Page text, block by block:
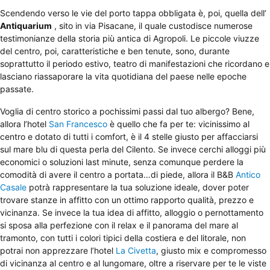
Scendendo verso le vie del porto tappa obbligata è, poi, quella dell’
Antiquarium , sito in via Pisacane, il quale custodisce numerose
testimonianze della storia più antica di Agropoli. Le piccole viuzze
del centro, poi, caratteristiche e ben tenute, sono, durante
soprattutto il periodo estivo, teatro di manifestazioni che ricordano e
lasciano riassaporare la vita quotidiana del paese nelle epoche
passate.
Voglia di centro storico a pochissimi passi dal tuo albergo? Bene,
allora l’hotel San Francesco è quello che fa per te: vicinissimo al
centro e dotato di tutti i comfort, è il 4 stelle giusto per affacciarsi
sul mare blu di questa perla del Cilento. Se invece cerchi alloggi più
economici o soluzioni last minute, senza comunque perdere la
comodità di avere il centro a portata…di piede, allora il B&B Antico
Casale potrà rappresentare la tua soluzione ideale, dover poter
trovare stanze in affitto con un ottimo rapporto qualità, prezzo e
vicinanza. Se invece la tua idea di affitto, alloggio o pernottamento
si sposa alla perfezione con il relax e il panorama del mare al
tramonto, con tutti i colori tipici della costiera e del litorale, non
potrai non apprezzare l’hotel La Civetta, giusto mix e compromesso
di vicinanza al centro e al lungomare, oltre a riservare per te le viste